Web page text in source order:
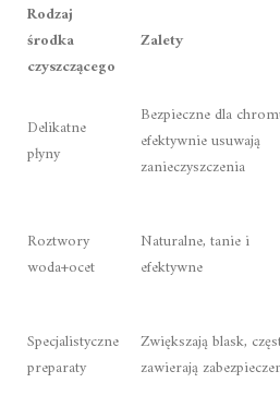
Rodzaj
środka
czyszczącego
Zalety
Delikatne
płyny
Bezpieczne dla
efektywnie usuwają
zanieczyszczenia
Roztwory
woda+ocet
Naturalne, tanie i
efektywne
Specjalistyczne
preparaty
Zwiększają blask,
zawierają